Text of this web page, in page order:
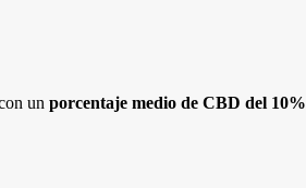
un porcentaje medio de CBD del 10%